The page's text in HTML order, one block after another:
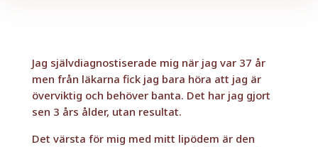
Jag självdiagnostiserade mig när jag var 37 år
men från läkarna fick jag bara höra att jag är
överviktig och behöver banta. Det har jag gjort
sen 3 års ålder, utan resultat.
Det värsta för mig med mitt lipödem är den